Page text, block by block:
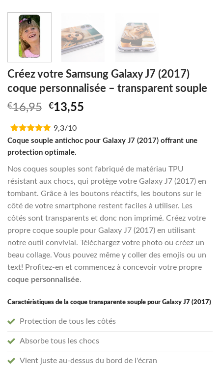
Créez votre Samsung Galaxy J7 (2017)
coque personnalisée – transparent souple
€16,95 Original
was:
€16,95.
€13,55
€13,55.
9,3/10
Coque souple antichoc pour Galaxy J7 (2017) offrant une
protection optimale.
Nos coques souples sont fabriqué de matériau TPU
résistant aux chocs, qui protège votre Galaxy J7 (2017) en
tombant. Grâce à les boutons réactifs, les boutons sur le
côté de votre smartphone restent faciles à utiliser. Les
côtés sont transparents et donc non imprimé. Créez votre
propre coque souple pour Galaxy J7 (2017) en utilisant
notre outil convivial. Téléchargez votre photo ou créez un
beau collage. Vous pouvez même y coller des emojis ou un
text! Profitez-en et commencez à concevoir votre propre
coque personnalisée.
Caractéristiques de la coque transparente souple pour Galaxy J7 (2017)
Protection de tous les côtés
Absorbe tous les chocs
Vient juste au-dessus du bord de l'écran